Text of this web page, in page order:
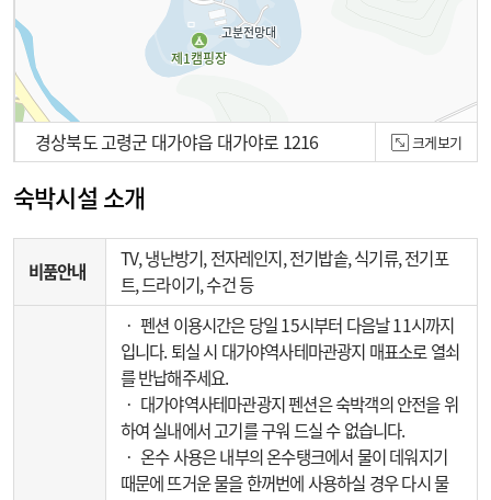
100m
경상북도 고령군 대가야읍 대가야로 1216 크게보기
숙박시설 소개
비품안내
TV, 냉난방기, 전자레인지, 전기밥솥, 식기류, 전기포
트, 드라이기, 수건 등
‧ 펜션 이용시간은 당일 15시부터 다음날 11시까지
입니다. 퇴실 시 대가야역사테마관광지 매표소로 열쇠
를 반납해주세요.
‧ 대가야역사테마관광지 펜션은 숙박객의 안전을 위
하여 실내에서 고기를 구워 드실 수 없습니다.
‧ 온수 사용은 내부의 온수탱크에서 물이 데워지기
때문에 뜨거운 물을 한꺼번에 사용하실 경우 다시 물